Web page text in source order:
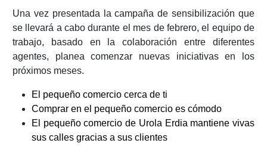
Una vez presentada la campaña de sensibilización que
se llevará a cabo durante el mes de febrero, el equipo de
trabajo, basado en la colaboración entre diferentes
agentes, planea comenzar nuevas iniciativas en los
próximos meses.
El pequeño comercio cerca de ti
Comprar en el pequeño comercio es cómodo
El pequeño comercio de Urola Erdia mantiene vivas
sus calles gracias a sus clientes